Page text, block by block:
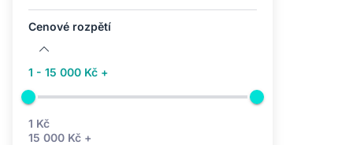
Cenové rozpětí
1 - 15 000 Kč +
1 Kč
15 000 Kč +